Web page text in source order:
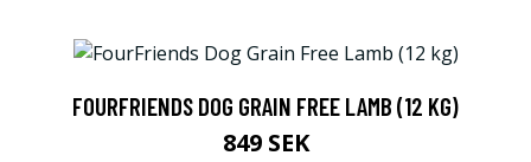
FOURFRIENDS DOG GRAIN FREE LAMB (12 KG)
849 SEK